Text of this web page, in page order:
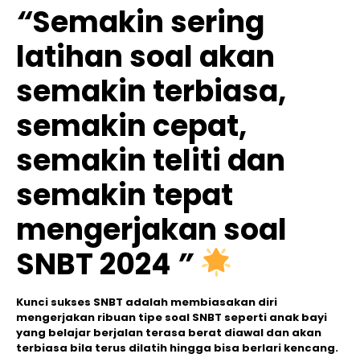
“Semakin sering
latihan soal akan
semakin terbiasa,
semakin cepat,
semakin teliti dan
semakin tepat
mengerjakan soal
SNBT 2024 ”
Kunci sukses SNBT adalah membiasakan diri
mengerjakan ribuan tipe soal SNBT seperti anak bayi
yang belajar berjalan terasa berat diawal dan akan
terbiasa bila terus dilatih hingga bisa berlari kencang.